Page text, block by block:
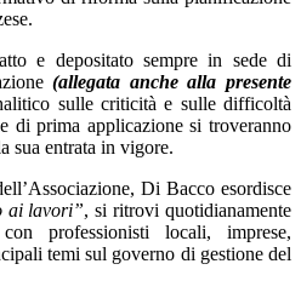
e depositato sempre in sede di
(allegata anche alla presente
sulle criticità e sulle difficoltà
di prima applicazione si troveranno
sua entrata in vigore.
Di Bacco esordisce
ai lavori”, si ritrovi quotidianamente
professionisti locali, imprese,
temi sul governo di gestione del